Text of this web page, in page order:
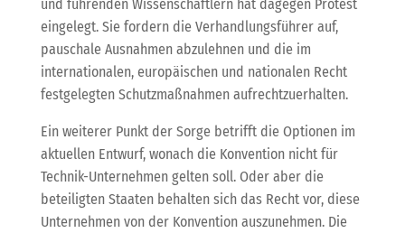
und führenden Wissenschaftlern hat dagegen Protest
eingelegt. Sie fordern die Verhandlungsführer auf,
pauschale Ausnahmen abzulehnen und die im
internationalen, europäischen und nationalen Recht
festgelegten Schutzmaßnahmen aufrechtzuerhalten.
Ein weiterer Punkt der Sorge betrifft die Optionen im
aktuellen Entwurf, wonach die Konvention nicht für
Technik-Unternehmen gelten soll. Oder aber die
beteiligten Staaten behalten sich das Recht vor, diese
Unternehmen von der Konvention auszunehmen. Die